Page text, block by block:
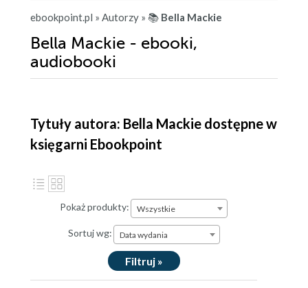
ebookpoint.pl » Autorzy » 📚 Bella Mackie
Bella Mackie - ebooki,
audiobooki
Tytuły autora: Bella Mackie dostępne w
księgarni Ebookpoint
Pokaż produkty: Wszystkie
Sortuj wg: Data wydania
Filtruj »